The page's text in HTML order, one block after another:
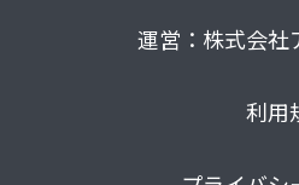
運営：株式会社
利用